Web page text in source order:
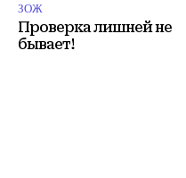
ЗОЖ
Проверка лишней не
бывает!